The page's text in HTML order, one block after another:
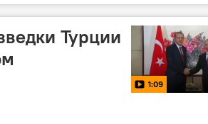
Турции
1:09